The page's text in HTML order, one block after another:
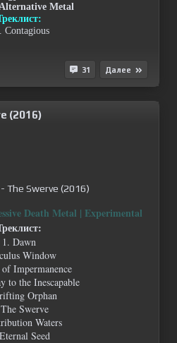
Alternative Metal
Contagious
31 Далее
(2016)
Death Metal | Experimental
1. Dawn
Window
Impermanence
to the Inescapable
Orphan
Swerve
Waters
Seed